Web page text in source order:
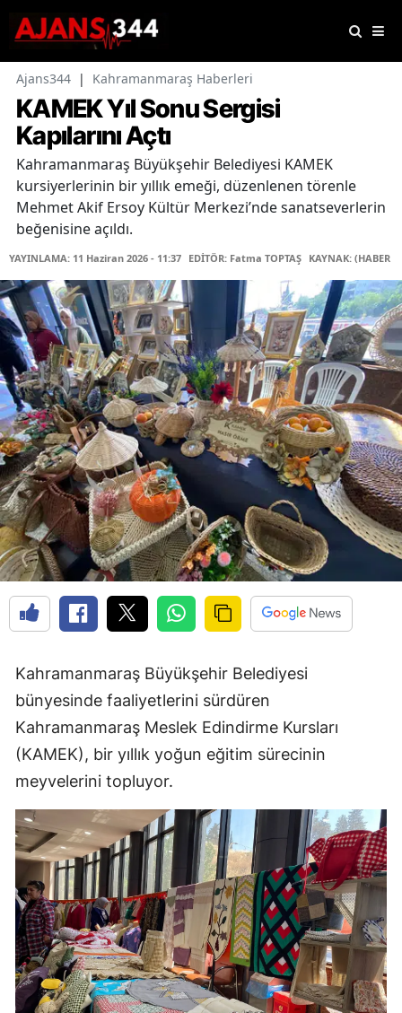
Ajans344 | Kahramanmaraş Haberleri
KAMEK Yıl Sonu Sergisi
Kapılarını Açtı
Kahramanmaraş Büyükşehir Belediyesi KAMEK
kursiyerlerinin bir yıllık emeği, düzenlenen törenle
Mehmet Akif Ersoy Kültür Merkezi’nde sanatseverlerin
beğenisine açıldı.
YAYINLAMA: 11 Haziran 2026 - 11:37 EDİTÖR: Fatma TOPTAŞ KAYNAK: (HABER
Kahramanmaraş Büyükşehir Belediyesi
bünyesinde faaliyetlerini sürdüren
Kahramanmaraş Meslek Edindirme Kursları
(KAMEK), bir yıllık yoğun eğitim sürecinin
meyvelerini topluyor.